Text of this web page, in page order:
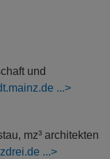
und
mz³ architekten